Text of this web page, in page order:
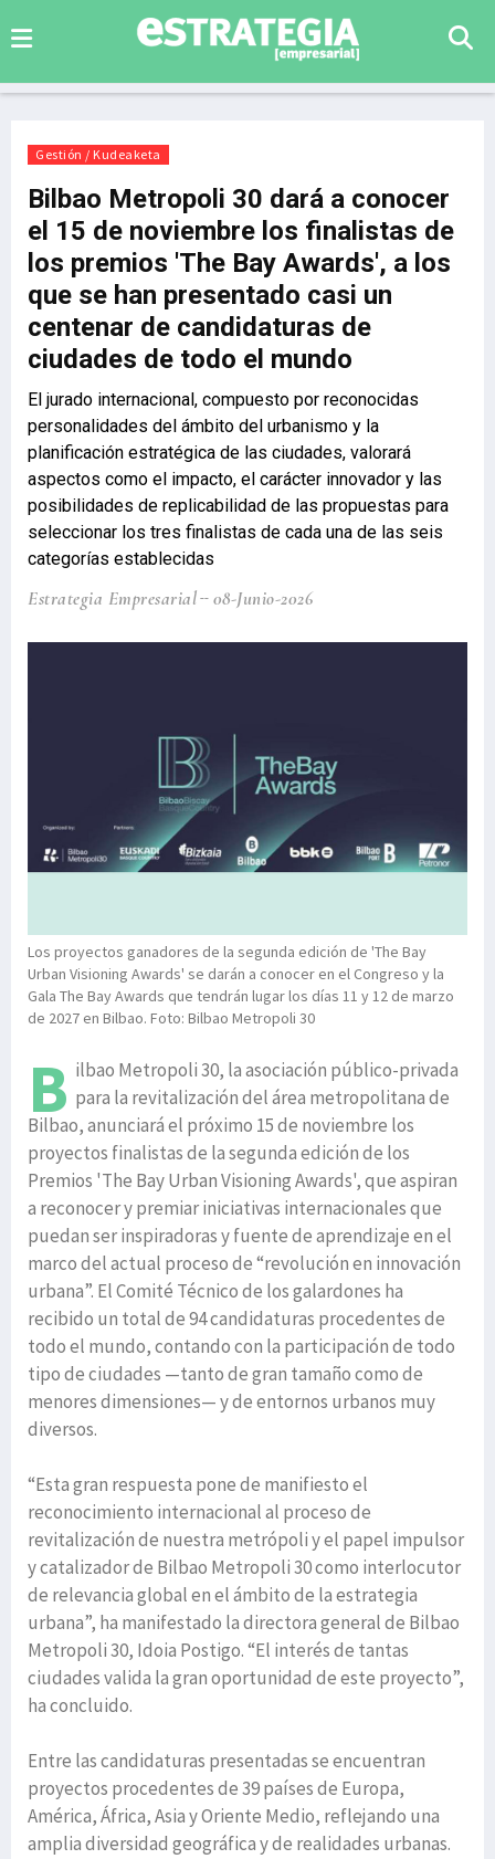
Gestión / Kudeaketa
Bilbao Metropoli 30 dará a conocer
el 15 de noviembre los finalistas de
los premios 'The Bay Awards', a los
que se han presentado casi un
centenar de candidaturas de
ciudades de todo el mundo
El jurado internacional, compuesto por reconocidas
personalidades del ámbito del urbanismo y la
planificación estratégica de las ciudades, valorará
aspectos como el impacto, el carácter innovador y las
posibilidades de replicabilidad de las propuestas para
seleccionar los tres finalistas de cada una de las seis
categorías establecidas
Estrategia Empresarial 08-Junio-2026
Los proyectos ganadores de la segunda edición de 'The Bay
Urban Visioning Awards' se darán a conocer en el Congreso y la
Gala The Bay Awards que tendrán lugar los días 11 y 12 de marzo
de 2027 en Bilbao. Foto: Bilbao Metropoli 30
B ilbao Metropoli 30, la asociación público-privada
para la revitalización del área metropolitana de
Bilbao, anunciará el próximo 15 de noviembre los
proyectos finalistas de la segunda edición de los
Premios 'The Bay Urban Visioning Awards', que aspiran
a reconocer y premiar iniciativas internacionales que
puedan ser inspiradoras y fuente de aprendizaje en el
marco del actual proceso de “revolución en innovación
urbana”. El Comité Técnico de los galardones ha
recibido un total de 94 candidaturas procedentes de
todo el mundo, contando con la participación de todo
tipo de ciudades —tanto de gran tamaño como de
menores dimensiones— y de entornos urbanos muy
diversos.
“Esta gran respuesta pone de manifiesto el
reconocimiento internacional al proceso de
revitalización de nuestra metrópoli y el papel impulsor
y catalizador de Bilbao Metropoli 30 como interlocutor
de relevancia global en el ámbito de la estrategia
urbana”, ha manifestado la directora general de Bilbao
Metropoli 30, Idoia Postigo. “El interés de tantas
ciudades valida la gran oportunidad de este proyecto”,
ha concluido.
Entre las candidaturas presentadas se encuentran
proyectos procedentes de 39 países de Europa,
América, África, Asia y Oriente Medio, reflejando una
amplia diversidad geográfica y de realidades urbanas.